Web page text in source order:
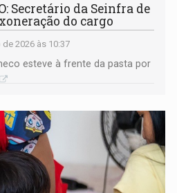
Secretário da Seinfra de
do cargo
2026 às 10:37
esteve à frente da pasta por